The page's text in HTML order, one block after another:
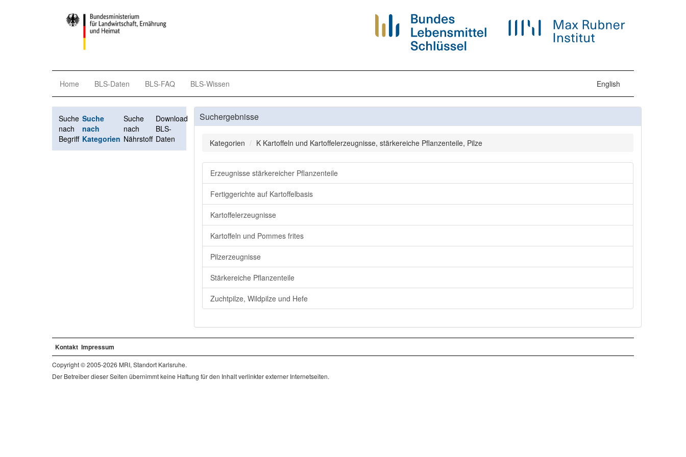
Home BLS-Daten BLS-FAQ BLS-Wissen English
Suche
nach
Begriff
Suche
nach
Kategorien
Suche
nach
Nährstoff
Download
BLS-
Daten
Suchergebnisse
Kategorien K Kartoffeln und Kartoffelerzeugnisse, stärkereiche Pflanzenteile, Pilze
Erzeugnisse stärkereicher Pflanzenteile
Fertiggerichte auf Kartoffelbasis
Kartoffelerzeugnisse
Kartoffeln und Pommes frites
Pilzerzeugnisse
Stärkereiche Pflanzenteile
Zuchtpilze, Wildpilze und Hefe
Kontakt Impressum
Copyright © 2005-2026 MRI, Standort Karlsruhe.
Der Betreiber dieser Seiten übernimmt keine Haftung für den Inhalt verlinkter externer Internetseiten.